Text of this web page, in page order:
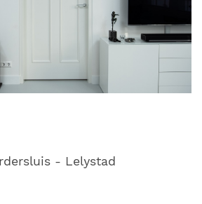
- Lelystad